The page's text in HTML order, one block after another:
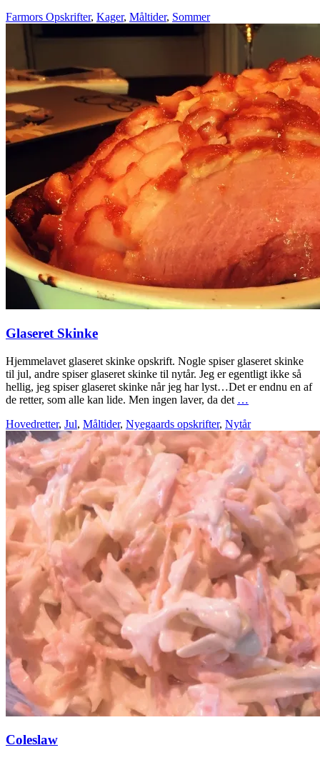
Farmors Opskrifter, Kager, Måltider, Sommer
Glaseret Skinke
Hjemmelavet glaseret skinke opskrift. Nogle spiser glaseret skinke
til jul, andre spiser glaseret skinke til nytår. Jeg er egentligt ikke så
hellig, jeg spiser glaseret skinke når jeg har lyst…Det er endnu en af
de retter, som alle kan lide. Men ingen laver, da det …
Hovedretter, Jul, Måltider, Nyegaards opskrifter, Nytår
Coleslaw